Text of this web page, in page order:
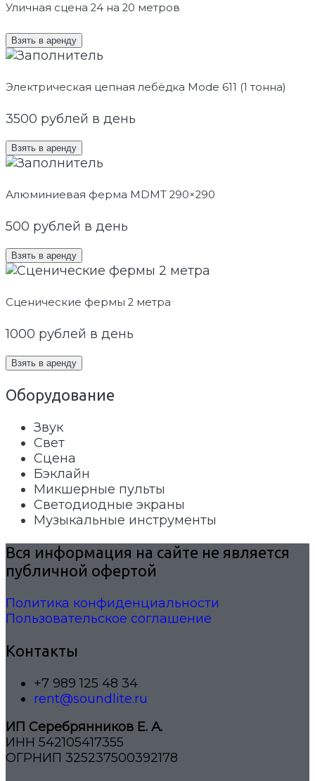
Уличная сцена 24 на 20 метров
Взять в аренду
Электрическая цепная лебёдка Mode 611 (1 тонна)
3500 рублей в день
Взять в аренду
Алюминиевая ферма MDMT 290×290
500 рублей в день
Взять в аренду
Сценические фермы 2 метра
1000 рублей в день
Взять в аренду
Оборудование
Звук
Свет
Сцена
Бэклайн
Микшерные пульты
Светодиодные экраны
Музыкальные инструменты
Вся информация на сайте не является
публичной офертой
Политика конфиденциальности
Пользовательское соглашение
Контакты
+7 989 125 48 34
rent@soundlite.ru
ИП Серебрянников Е. А.
ИНН 542105417355
ОГРНИП 325237500392178